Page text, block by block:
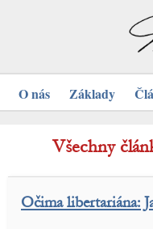
O nás Základy
Všechny
Očima libertariána: